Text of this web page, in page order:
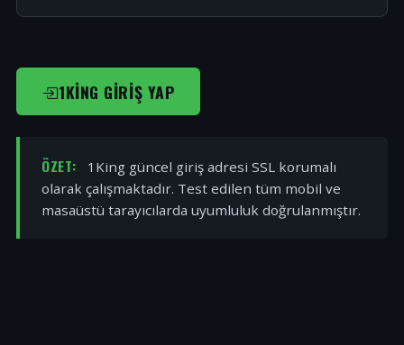
1KING GIRIŞ YAP
ÖZET:
1King güncel giriş adresi SSL korumalı
olarak çalışmaktadır. Test edilen tüm mobil ve
masaüstü tarayıcılarda uyumluluk doğrulanmıştır.